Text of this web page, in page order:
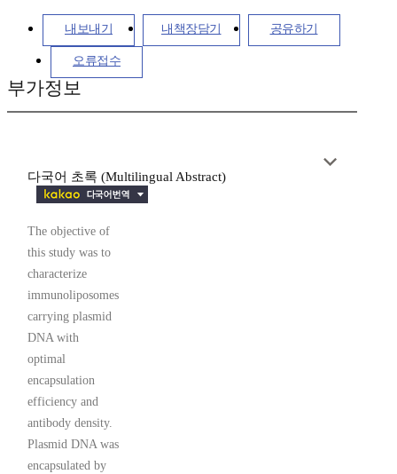
내보내기 내책장담기 공유하기
오류접수
부가정보
다국어 초록 (Multilingual Abstract)
The objective of
this study was to
characterize
immunoliposomes
carrying plasmid
DNA with
optimal
encapsulation
efficiency and
antibody density.
Plasmid DNA was
encapsulated by